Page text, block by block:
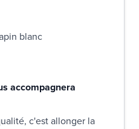
blanc
accompagnera
c'est allonger la